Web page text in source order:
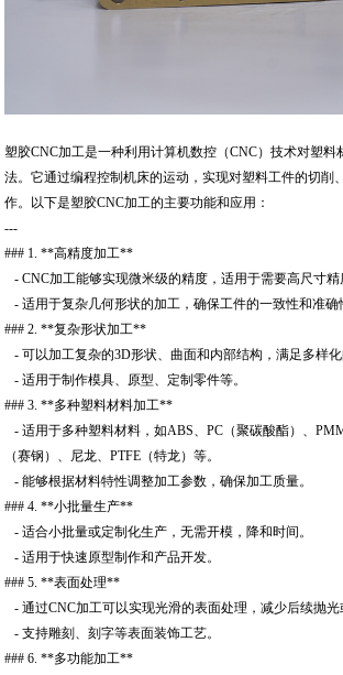
塑胶CNC加工是一种利用计算机数控（CNC）技术对塑料
法。它通过编程控制机床的运动，实现对塑料工件的切削
作。以下是塑胶CNC加工的主要功能和应用：
---
### 1. **高精度加工**
- CNC加工能够实现微米级的精度，适用于需要高尺寸精
- 适用于复杂几何形状的加工，确保工件的一致性和准确
### 2. **复杂形状加工**
- 可以加工复杂的3D形状、曲面和内部结构，满足多样化
- 适用于制作模具、原型、定制零件等。
### 3. **多种塑料材料加工**
- 适用于多种塑料材料，如ABS、PC（聚碳酸酯）、
（赛钢）、尼龙、PTFE（特龙）等。
- 能够根据材料特性调整加工参数，确保加工质量。
### 4. **小批量生产**
- 适合小批量或定制化生产，无需开模，降和时间。
- 适用于快速原型制作和产品开发。
### 5. **表面处理**
- 通过CNC加工可以实现光滑的表面处理，减少后续抛光
- 支持雕刻、刻字等表面装饰工艺。
### 6. **多功能加工**